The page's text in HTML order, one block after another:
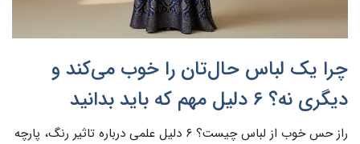
چرا یک لباس حال‌تان را خوب می‌کند و
دیگری نه؟ ۶ دلیل مهم که باید بدانید
راز حس خوب از لباس چیست؟ ۶ دلیل علمی درباره تاثیر رنگ، پارچه